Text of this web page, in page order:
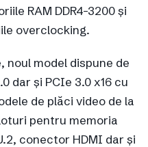
RAM DDR4-3200 și
overclocking.
model dispune de
dar și PCIe 3.0 x16 cu
de plăci video de la
pentru memoria
conector HDMI dar și